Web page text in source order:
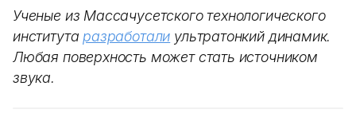
Ученые из Массачусетского технологического
института разработали ультратонкий динамик.
Любая поверхность может стать источником
звука.